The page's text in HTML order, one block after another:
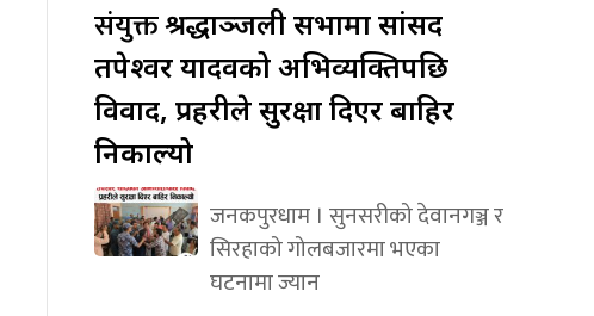
संयुक्तश्रद्धाञ्जली सभामा सांसद
तपेश्वर यादवको अभिव्यक्तिपछि
विवाद, प्रहरीले सुरक्षा दिएर बाहिर
निकाल्यो
जनकपुरधाम । सुनसरीको देवानगञ्ज र
सिरहाको गोलबजारमा भएका
घटनामा ज्यान